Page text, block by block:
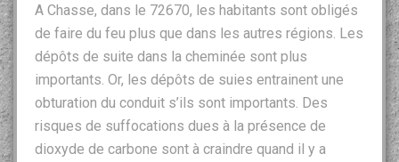
A Chasse, dans le 72670, les habitants sont obligés
de faire du feu plus que dans les autres régions. Les
dépôts de suite dans la cheminée sont plus
importants. Or, les dépôts de suies entrainent une
obturation du conduit s’ils sont importants. Des
risques de suffocations dues à la présence de
dioxyde de carbone sont à craindre quand il y a